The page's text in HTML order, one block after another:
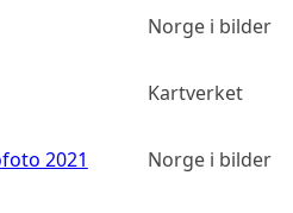
Norge i bilder
Kartverket
2021 Norge i bilder